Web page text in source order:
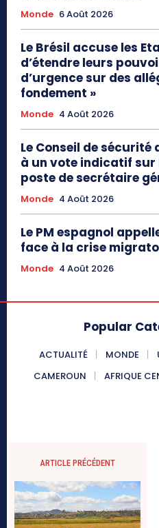
Monde 6 Août 2026
Le Brésil accuse les
d’étendre leurs
d’urgence sur des
fondement »
Monde 4 Août 2026
Le Conseil de sécurité
à un vote indicatif
poste de secrétaire
Monde 4 Août 2026
Le PM espagnol
face à la crise
Monde 4 Août 2026
Popular
ACTUALITÉ MONDE
CAMEROUN
AFRIQUE
ARTICLE PRÉCÉDENT